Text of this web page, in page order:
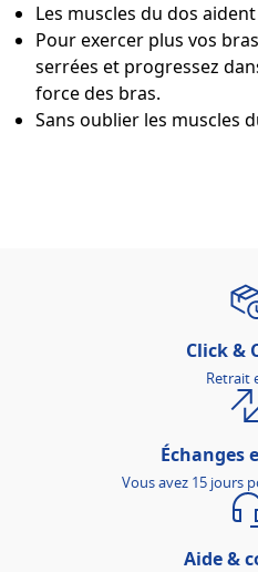
Les muscles du dos
Pour exercer plus vos
serrées et progressez
force des bras.
Sans oublier les muscles
Click &
Retrait
Échanges
Vous avez 15 jours
Aide &